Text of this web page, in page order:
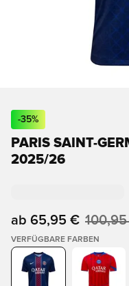
-35%
PARIS SAINT-
2025/26
ab 65,95 €
VERFÜGBARE FARBEN